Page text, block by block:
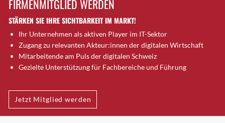
Brugg AG
Brütten
Bubendorf
Bubikon
Buchs (SG)
Bäretswil
Bülach
Cazis
FIRMENMITGLIED WERDEN
STÄRKEN SIE IHRE SICHTBARKEIT IM MARKT!
Ihr Unternehmen als aktiven Player im IT-Sektor
Zugang zu relevanten Akteur:innen der digitalen Wirtschaft
Mitarbeitende am Puls der digitalen Schweiz
Gezielte Unterstützung für Fachbereiche und Führung
Jetzt Mitglied werden